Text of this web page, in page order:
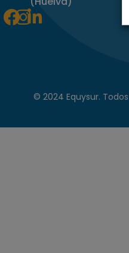
Facebook
Instagram
Linkedin-
© 2024 Equysur.